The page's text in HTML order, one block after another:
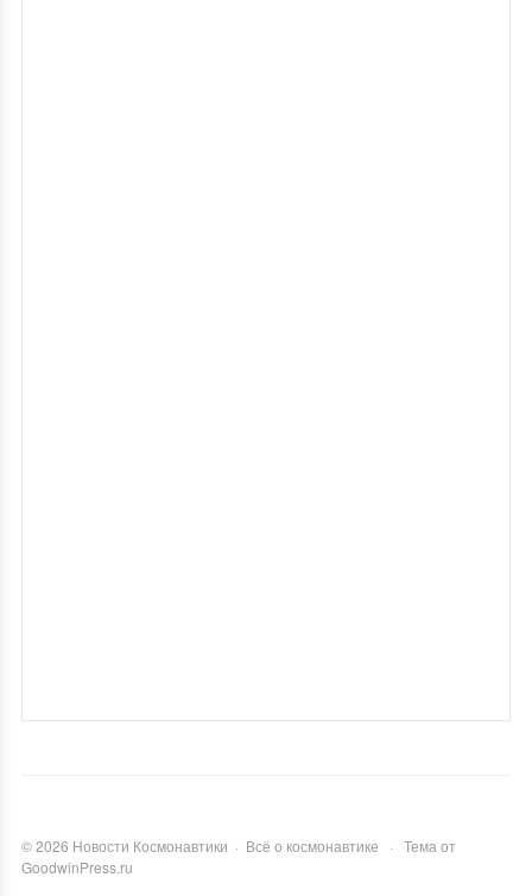
©2026 Новости Космонавтики · Всё о космонавтике · Тема от
GoodwinPress.ru